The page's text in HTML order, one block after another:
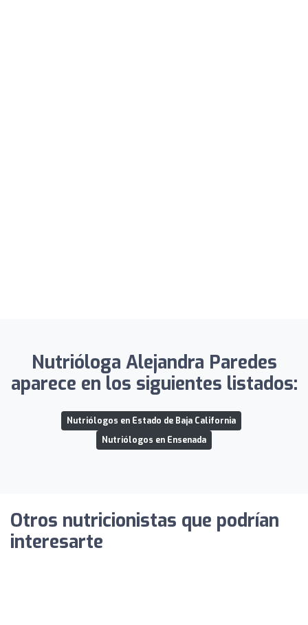
Nutrióloga Alejandra Paredes
aparece en los siguientes listados:
Nutriólogos en Estado de Baja California
Nutriólogos en Ensenada
Otros nutricionistas que podrían
interesarte